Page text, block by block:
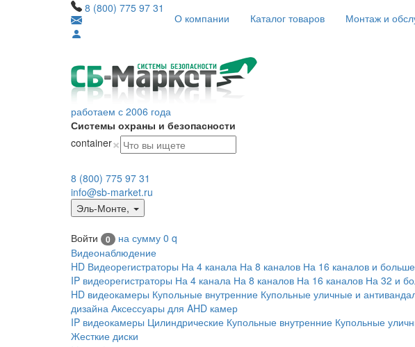
8 (800) 775 97 31
О компании Каталог товаров Монтаж и
работаем с 2006 года
Системы охраны и безопасности
container×
8 (800) 775 97 31
info@sb-market.ru
Эль-Монте,
Войти 0 на сумму 0 q
Видеонаблюдение
HD Видеорегистраторы На 4 канала На 8 каналов На 16 каналов и больше
IP видеорегистраторы На 4 канала На 8 каналов На 16 каналов На 32 и
HD видеокамеры Купольные внутренние Купольные уличные и
дизайна Аксессуары для AHD камер
IP видеокамеры Цилиндрические Купольные внутренние Купольные
Жесткие диски